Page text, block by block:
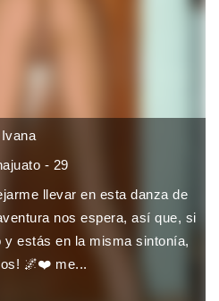
Ivana
- 29
llevar en esta danza de
nos espera, así que, si
estás en la misma sintonía,
🌌❤️ me...